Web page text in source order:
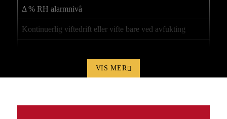
Δ % RH alarmnivå
Kontinuerlig viftedrift eller vifte bare ved avfukting
Tilbakestilling til fabrikkinnstillinger
VIS MER